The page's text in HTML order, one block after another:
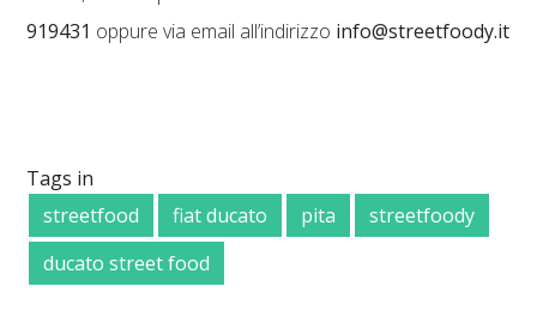
919431 oppure via email all’indirizzo info@streetfoody.it
Tags in
streetfood
fiat ducato pita
streetfoody
ducato street food